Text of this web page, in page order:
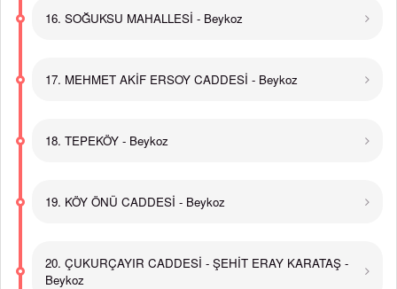
16. SOĞUKSU MAHALLESİ - Beykoz
17. MEHMET AKİF ERSOY CADDESİ - Beykoz
18. TEPEKÖY - Beykoz
19. KÖY ÖNÜ CADDESİ - Beykoz
20. ÇUKURÇAYIR CADDESİ - ŞEHİT ERAY KARATAŞ -
Beykoz